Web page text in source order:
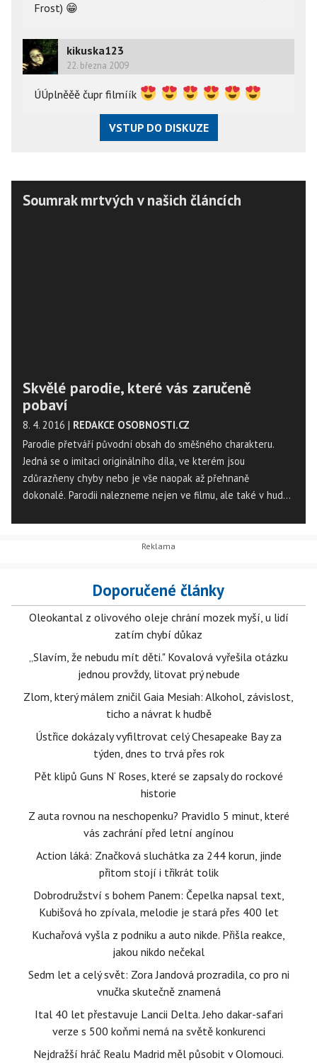
Frost) 😁
kikuska123
22. března 2009
ÚÚplněěě čupr filmíík
VSTUP DO DISKUZE
Soumrak mrtvých v našich článcích
Skvělé parodie, které vás zaručeně
pobaví
8. 4. 2016 | REDAKCE OSOBNOSTI.CZ
Parodie přetváří původní obsah do směšného charakteru.
Jedná se o imitaci originálního díla, ve kterém jsou
zdůrazňeny chyby nebo je vše naopak až přehnaně
dokonalé. Parodii nalezneme nejen ve filmu, ale také v hudbě
Doporučené články
Oleokantal z olivového oleje chrání mozek myší, u lidí
zatím chybí důkaz
„Slavím, že nebudu mít děti." Kovalová vyřešila otázku
jednou provždy, litovat prý nebude
Zlom, který málem zničil Gaia Mesiah: Alkohol, závislost,
ticho a návrat k hudbě
Ústřice dokázaly vyfiltrovat celý Chesapeake Bay za
týden, dnes to trvá přes rok
Pět klipů Guns N‘ Roses, které se zapsaly do rockové
historie
Z auta rovnou na neschopenku? Pravidlo 5 minut, které
vás zachrání před letní angínou
Action láká: Značková sluchátka za 244 korun, jinde
přitom stojí i třikrát tolik
Dobrodružství s bohem Panem: Čepelka napsal text,
Kubišová ho zpívala, melodie je stará přes 400 let
Kuchařová vyšla z podniku a auto nikde. Přišla reakce,
jakou nikdo nečekal
Sedm let a celý svět: Zora Jandová prozradila, co pro ni
vnučka skutečně znamená
Ital 40 let přestavuje Lancii Delta. Jeho dakar-safari
verze s 500 koňmi nemá na světě konkurenci
Nejdražší hráč Realu Madrid měl působit v Olomouci.